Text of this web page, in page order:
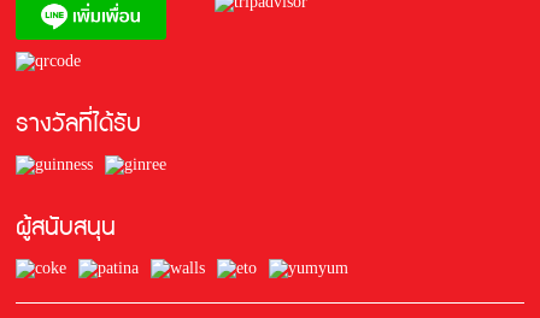
รางวัลที่ได้รับ
ผู้สนับสนุน